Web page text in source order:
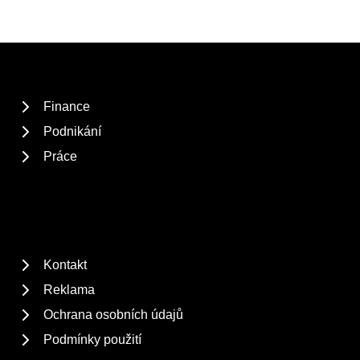
Finance
Podnikání
Práce
Kontakt
Reklama
Ochrana osobních údajů
Podmínky použití